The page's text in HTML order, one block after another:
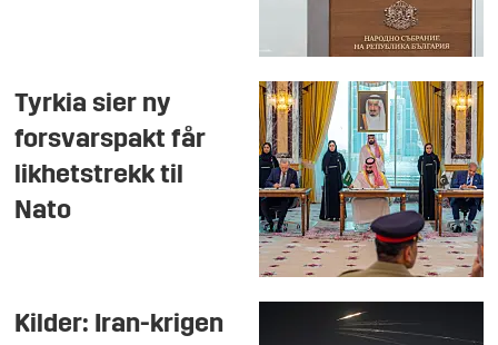
Tyrkia sier ny
forsvarspakt får
likhetstrekk til
Nato
Kilder: Iran-krigen